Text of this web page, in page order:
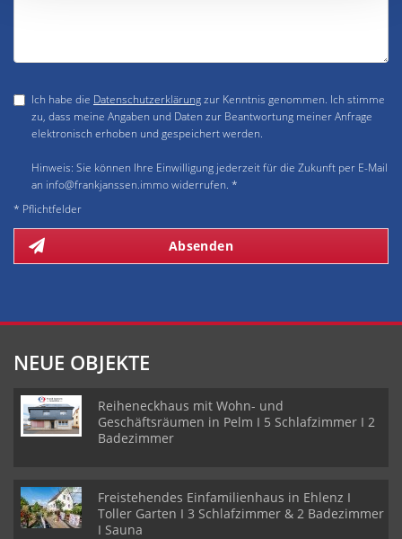
Ich habe die Datenschutzerklärungzur Kenntnis genommen. Ich stimme
zu, dass meine Angaben und Daten zur Beantwortung meiner Anfrage
elektronisch erhoben und gespeichert werden.
Hinweis: Sie können Ihre Einwilligung jederzeit für die Zukunft per E-Mail
an info@frankjanssen.immo widerrufen. *
* Pflichtfelder
Absenden
NEUE OBJEKTE
Reiheneckhaus mit Wohn- und
Geschäftsräumen in Pelm I 5 Schlafzimmer I 2
Badezimmer
Freistehendes Einfamilienhaus in Ehlenz I
Toller Garten I 3 Schlafzimmer & 2 Badezimmer
I Sauna